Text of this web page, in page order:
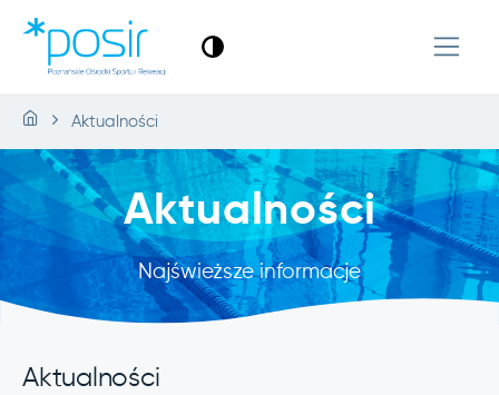
Aktualności
Aktualności
Najświeższe informacje
Aktualności